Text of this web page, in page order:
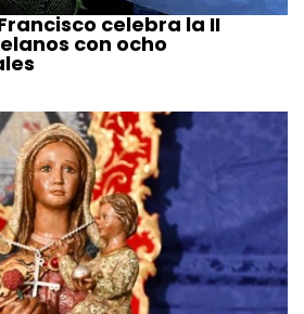
celebra la II
con ocho